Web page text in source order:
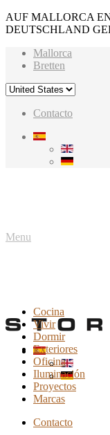
AUF MALLORCA
DEUTSCHLAND
Mallorca
Bretten
Contacto
Menu
Cocina
Vivir
Dormir
Exteriores
Oficina
Iluminación
Proyectos
Marcas
Contacto